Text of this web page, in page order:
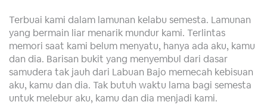
Terbuai kami dalam lamunan kelabu semesta. Lamunan
yang bermain liar menarik mundur kami. Terlintas
memori saat kami belum menyatu, hanya ada aku, kamu
dan dia. Barisan bukit yang menyembul dari dasar
samudera tak jauh dari Labuan Bajo memecah kebisuan
aku, kamu dan dia. Tak butuh waktu lama bagi semesta
untuk melebur aku, kamu dan dia menjadi kami.